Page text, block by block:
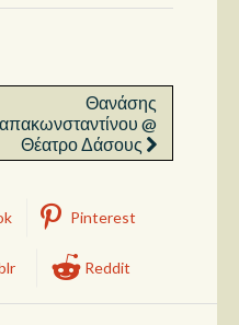
Θανάσης
@
Θέατρο Δάσους
Pinterest
Reddit